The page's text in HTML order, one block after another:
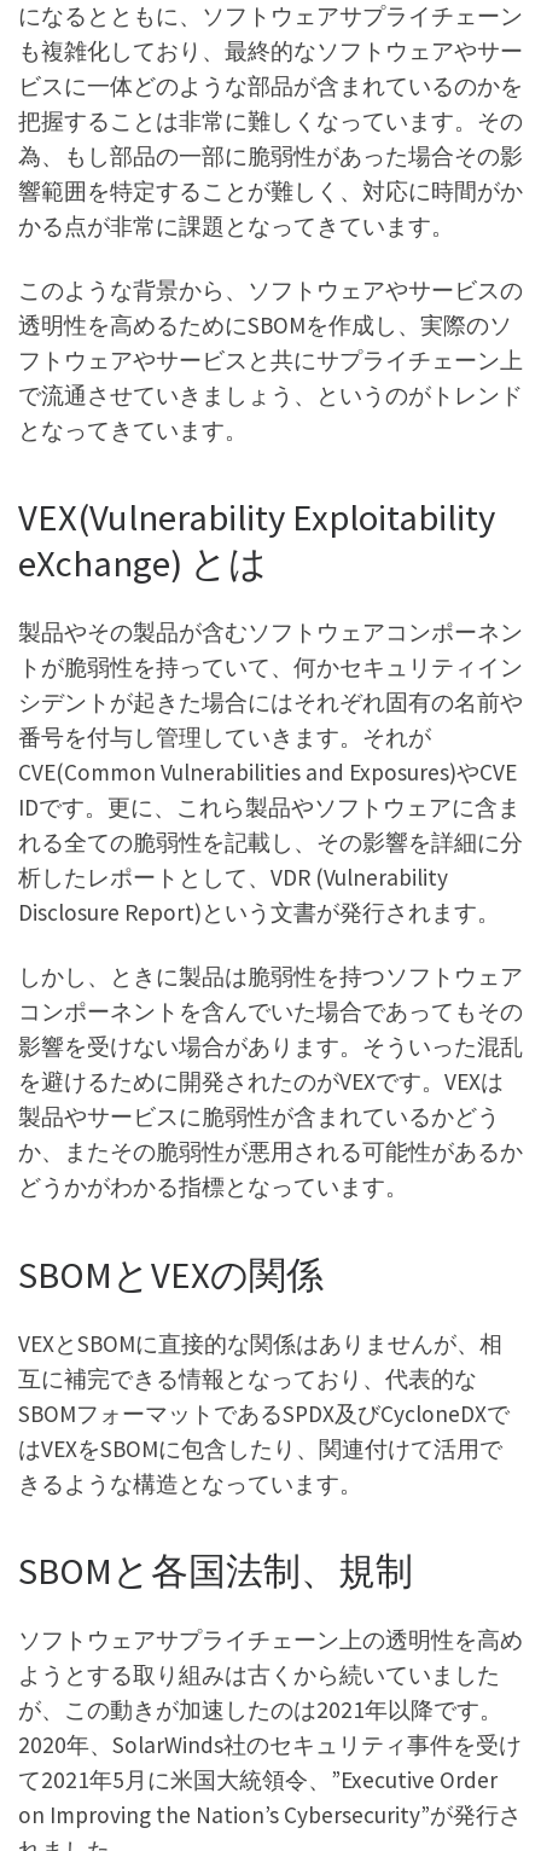
になるとともに、ソフトウェアサプライチェーン
も複雑化しており、最終的なソフトウェアやサー
ビスに一体どのような部品が含まれているのかを
把握することは非常に難しくなっています。その
為、もし部品の一部に脆弱性があった場合その影
響範囲を特定することが難しく、対応に時間がか
かる点が非常に課題となってきています。
このような背景から、ソフトウェアやサービスの
透明性を高めるためにSBOMを作成し、実際のソ
フトウェアやサービスと共にサプライチェーン上
で流通させていきましょう、というのがトレンド
となってきています。
VEX(Vulnerability Exploitability
eXchange) とは
製品やその製品が含むソフトウェアコンポーネン
トが脆弱性を持っていて、何かセキュリティイン
シデントが起きた場合にはそれぞれ固有の名前や
番号を付与し管理していきます。それが
CVE(Common Vulnerabilities and Exposures)やCVE
IDです。更に、これら製品やソフトウェアに含ま
れる全ての脆弱性を記載し、その影響を詳細に分
析したレポートとして、VDR (Vulnerability
Disclosure Report)という文書が発行されます。
しかし、ときに製品は脆弱性を持つソフトウェア
コンポーネントを含んでいた場合であってもその
影響を受けない場合があります。そういった混乱
を避けるために開発されたのがVEXです。VEXは
製品やサービスに脆弱性が含まれているかどう
か、またその脆弱性が悪用される可能性があるか
どうかがわかる指標となっています。
SBOMとVEXの関係
VEXとSBOMに直接的な関係はありませんが、相
互に補完できる情報となっており、代表的な
SBOMフォーマットであるSPDX及びCycloneDXで
はVEXをSBOMに包含したり、関連付けて活用で
きるような構造となっています。
SBOMと各国法制、規制
ソフトウェアサプライチェーン上の透明性を高め
ようとする取り組みは古くから続いていました
が、この動きが加速したのは2021年以降です。
2020年、SolarWinds社のセキュリティ事件を受け
て2021年5月に米国大統領令、”Executive Order
on Improving the Nationʼs Cybersecurity”が発行さ